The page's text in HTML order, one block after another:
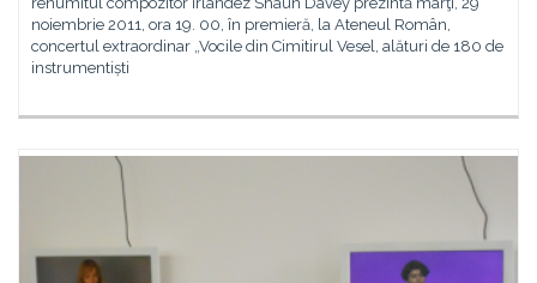
noiembrie 2011, ora 19. 00, în premieră, la Ateneul Român,
concertul extraordinar „Vocile din Cimitirul Vesel, alături de 180 de
instrumentiști